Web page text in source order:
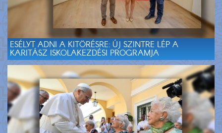
ESÉLYT ADNI A KITÖRÉSRE: ÚJ SZINTRE LÉP A
KARITÁSZ ISKOLAKEZDÉSI PROGRAMJA